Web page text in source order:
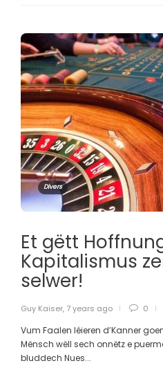
Divers
Et gëtt
Kapitalismus
selwer!
Guy Kaiser, 7 years ago 0
Vum Faalen léieren d’Kanner
Mënsch wëll sech onnëtz e
bluddech Nues...